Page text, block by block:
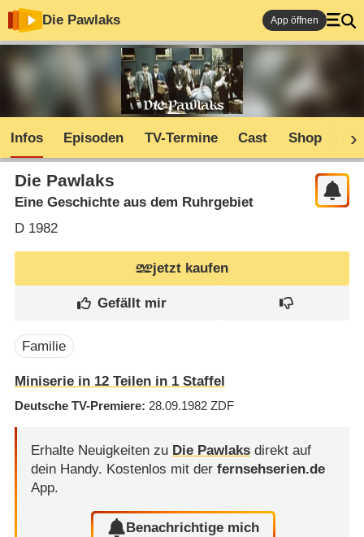
Die Pawlaks App öffnen
Infos Episoden TV-Termine Cast Shop
Die Pawlaks
Eine Geschichte aus dem Ruhrgebiet
D1982
jetzt kaufen
Familie
Miniserie in 12 Teilen in 1 Staffel
Deutsche TV-Premiere 28.09.1982 ZDF
Erhalte Neuigkeiten zu Die Pawlaksdirekt auf
dein Handy. Kostenlos mit der fernsehserien.de
App.
Benachrichtige mich